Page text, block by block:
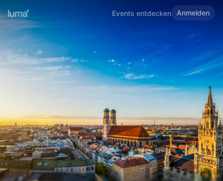
Events entdecken Anmelden